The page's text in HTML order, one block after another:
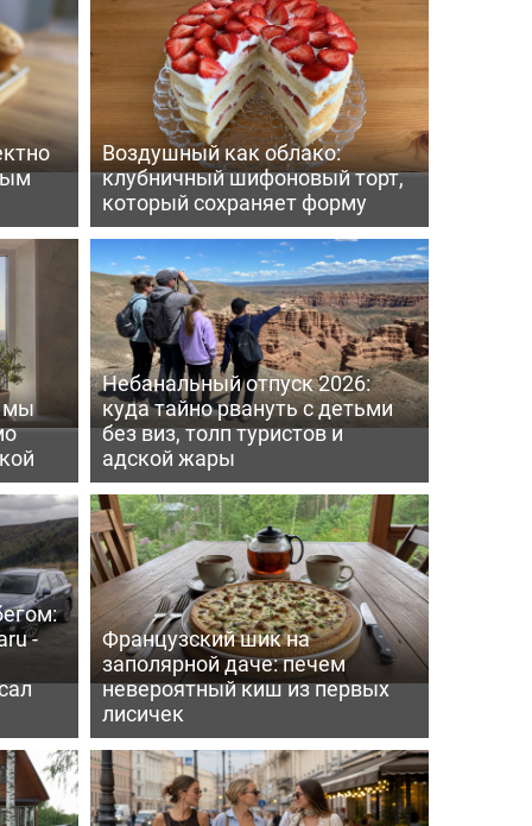
Воздушный как облако:
клубничный шифоновый торт,
который сохраняет форму
мы
Небанальный отпуск 2026:
куда тайно рвануть с детьми
без виз, толп туристов и
адской жары
-
Французский шик на
заполярной даче: печем
невероятный киш из первых
лисичек